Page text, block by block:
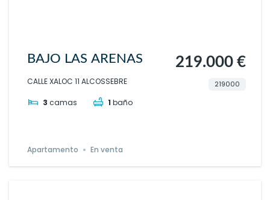
BAJO LAS ARENAS
CALLE XALOC 11 ALCOSSEBRE
3 camas 1 baño
219.000 €
219000
Apartamento En venta